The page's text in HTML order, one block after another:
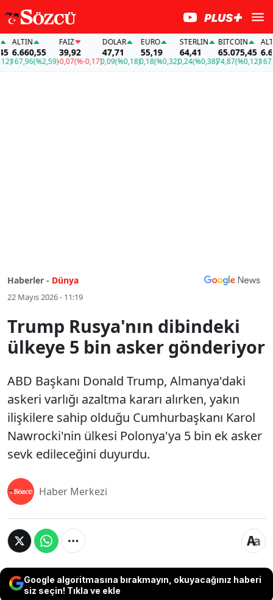
ALTIN
6.660,55
167,96(%2,59)
FAİZ
39,92
-0,07(%-0,17)
DOLAR
47,71
0,09(%0,18)
EURO
55,19
0,18(%0,32)
STERLIN
64,41
0,24(%0,38)
BITCOIN
65.075,45
74,87(%0,12)
ALTIN
167,96
Haberler - Dünya
22 Mayıs 2026 - 11:19
Trump Rusya'nın dibindeki
ülkeye 5 bin asker gönderiyor
ABD Başkanı Donald Trump, Almanya'daki
askeri varlığı azaltma kararı alırken, yakın
ilişkilere sahip olduğu Cumhurbaşkanı Karol
Nawrocki'nin ülkesi Polonya'ya 5 bin ek asker
sevk edileceğini duyurdu.
Haber Merkezi
Google algoritmasına bırakmayın, okuyacağınız haberi
siz seçin! Tıkla ve ekle